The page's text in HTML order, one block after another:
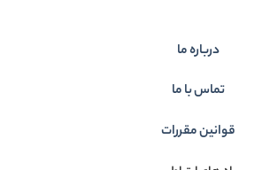
درباره ما
تماس با ما
قوانین مقررات